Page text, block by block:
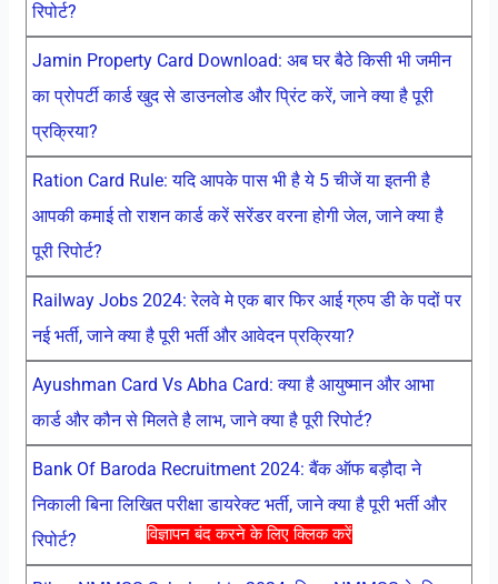
विज्ञापन बंद करने के लिए क्लिक करें
रिपोर्ट?
Jamin Property Card Download: अब घर बैठे किसी भी जमीन
का प्रोपर्टी कार्ड खुद से डाउनलोड और प्रिंट करें, जाने क्या है पूरी
प्रक्रिया?
Ration Card Rule: यदि आपके पास भी है ये 5 चीजें या इतनी है
आपकी कमाई तो राशन कार्ड करें सरेंडर वरना होगी जेल, जाने क्या है
पूरी रिपोर्ट?
Railway Jobs 2024: रेलवे मे एक बार फिर आई ग्रुप डी के पदों पर
नई भर्ती, जाने क्या है पूरी भर्ती और आवेदन प्रक्रिया?
Ayushman Card Vs Abha Card: क्या है आयुष्मान और आभा
कार्ड और कौन से मिलते है लाभ, जाने क्या है पूरी रिपोर्ट?
Bank Of Baroda Recruitment 2024: बैंक ऑफ बड़ौदा ने
निकाली बिना लिखित परीक्षा डायरेक्ट भर्ती, जाने क्या है पूरी भर्ती और
रिपोर्ट?